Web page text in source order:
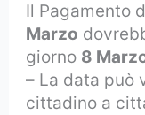
Il Pagamento
Marzo
giorno 8
– La data può
cittadino a